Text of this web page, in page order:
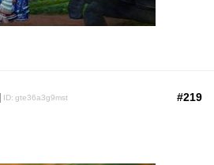
ID: gte36a3g9mst #219